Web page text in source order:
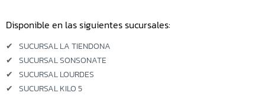
Sucursal Kilo 5
Disponible en las siguientes sucursales:
✔ SUCURSAL LA TIENDONA
✔ SUCURSAL SONSONATE
✔ SUCURSAL LOURDES
✔ SUCURSAL KILO 5